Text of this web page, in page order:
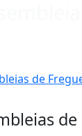
de